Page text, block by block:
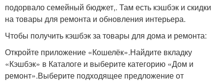
подорвало семейный бюджет,. Там есть кэшбэк и скидки
на товары для ремонта и обновления интерьера.
Чтобы получить кэшбэк за товары для дома и ремонта:
Откройте приложение «Кошелёк».Найдите вкладку
«Кэшбэк» в Каталоге и выберите категорию «Дом и
ремонт».Выберите подходящее предложение от